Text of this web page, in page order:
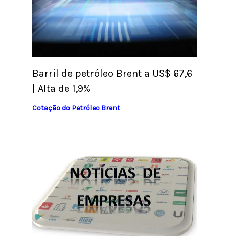
Barril de petróleo Brent a US$ 67,6
| Alta de 1,9%
Cotação do Petróleo Brent